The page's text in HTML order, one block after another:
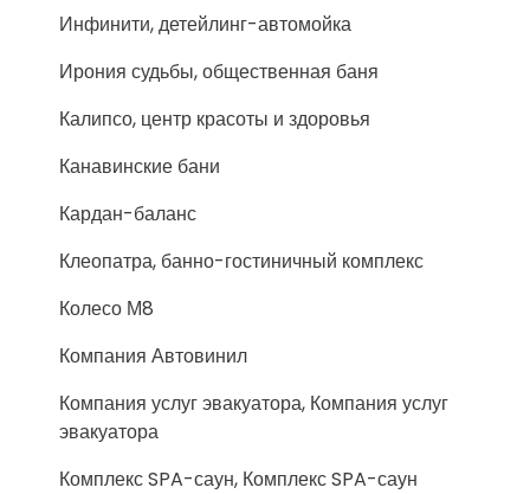
Инфинити, детейлинг-автомойка
Ирония судьбы, общественная баня
Калипсо, центр красоты и здоровья
Канавинские бани
Кардан-баланс
Клеопатра, банно-гостиничный комплекс
Колесо М8
Компания Автовинил
Компания услуг эвакуатора, Компания услуг
эвакуатора
Комплекс SPA-саун, Комплекс SPA-саун